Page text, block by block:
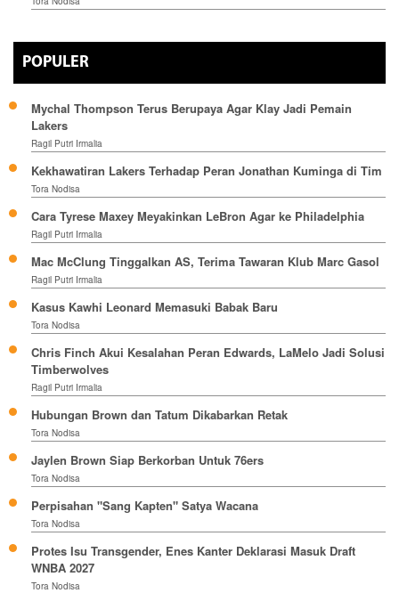
POPULER
Mychal Thompson Terus Berupaya Agar Klay Jadi Pemain
Lakers
Ragil Putri Irmalia
Kekhawatiran Lakers Terhadap Peran Jonathan Kuminga di Tim
Tora Nodisa
Cara Tyrese Maxey Meyakinkan LeBron Agar ke Philadelphia
Ragil Putri Irmalia
Mac McClung Tinggalkan AS, Terima Tawaran Klub Marc Gasol
Ragil Putri Irmalia
Kasus Kawhi Leonard Memasuki Babak Baru
Tora Nodisa
Chris Finch Akui Kesalahan Peran Edwards, LaMelo Jadi Solusi
Timberwolves
Ragil Putri Irmalia
Hubungan Brown dan Tatum Dikabarkan Retak
Tora Nodisa
Jaylen Brown Siap Berkorban Untuk 76ers
Tora Nodisa
Perpisahan "Sang Kapten" Satya Wacana
Tora Nodisa
Protes Isu Transgender, Enes Kanter Deklarasi Masuk Draft
WNBA 2027
Tora Nodisa